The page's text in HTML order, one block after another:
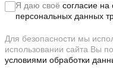
Я даю своё согласие на
персональных данных
Для безопасности мы
использовании сайта Вы
условиями обработки